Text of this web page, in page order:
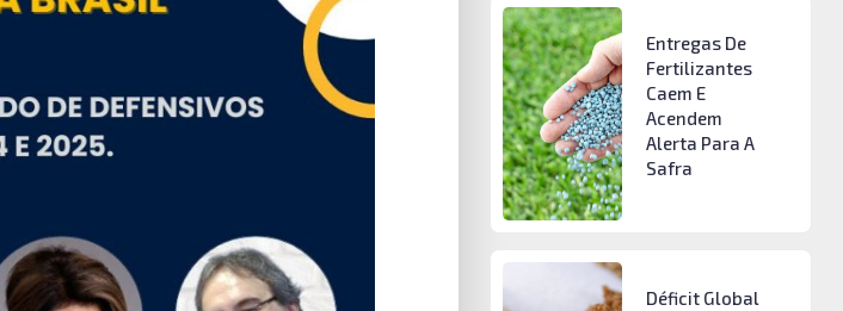
Entregas De
Fertilizantes
Caem E
Acendem
Alerta Para A
Safra
Déficit Global